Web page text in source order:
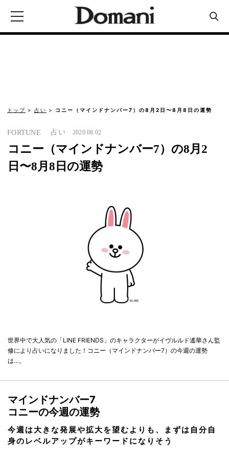
トップ 占い コニー（マインドナンバー7）の8月2日〜8月8日の運勢
FORTUNE 占い 2020.08.02
コニー（マインドナンバー7）の8月2
日〜8月8日の運勢
世界中で大人気の「LINE FRIENDS」のキャラクターがイヴルルド遙華さん監
修により占いになりました！コニー（マインドナンバー7）の今週の運勢
は…。
マインドナンバー7
コニーの今週の運勢
今週は大きな発展や拡大を望むよりも、まずは自分自
身のレベルアップがキーワードになりそう